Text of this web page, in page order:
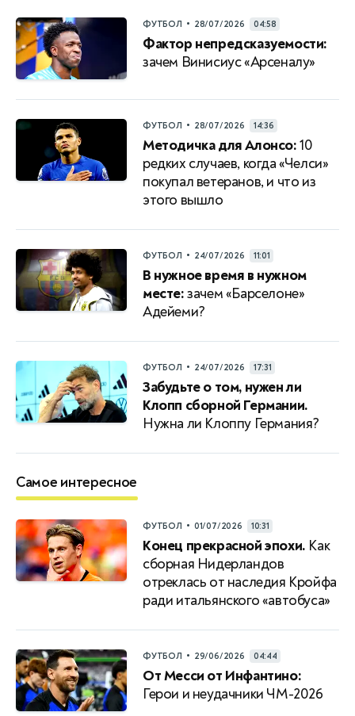
ФУТБОЛ • 28/07/2026 04:58
Фактор непредсказуемости:
зачем Винисиус «Арсеналу»
ФУТБОЛ • 28/07/2026 14:36
Методичка для Алонсо:10
редких случаев, когда «Челси»
покупал ветеранов, и что из
этого вышло
ФУТБОЛ • 24/07/2026 11:01
В нужное время в нужном
месте:зачем «Барселоне»
Адейеми?
ФУТБОЛ • 24/07/2026 17:31
Забудьте о том, нужен ли
Клопп сборной Германии.
Нужна ли Клоппу Германия?
Самое интересное
ФУТБОЛ • 01/07/2026 10:31
Конец прекрасной эпохи. Как
сборная Нидерландов
отреклась от наследия Кройфа
ради итальянского «автобуса»
ФУТБОЛ • 29/06/2026 04:44
От Месси от Инфантино:
Герои и неудачники ЧМ-2026